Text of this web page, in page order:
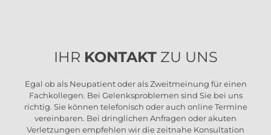
IHR KONTAKTZU UNS
Egal ob als Neupatient oder als Zweitmeinung für einen
Fachkollegen. Bei Gelenksproblemen sind Sie bei uns
richtig. Sie können telefonisch oder auch online Termine
vereinbaren. Bei dringlichen Anfragen oder akuten
Verletzungen empfehlen wir die zeitnahe Konsultation